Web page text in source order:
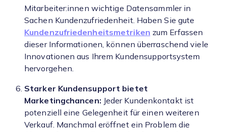
Mitarbeiter:innen wichtige Datensammler in
Sachen Kundenzufriedenheit. Haben Sie gute
Kundenzufriedenheitsmetriken zum Erfassen
dieser Informationen, können überraschend viele
Innovationen aus Ihrem Kundensupportsystem
hervorgehen.
Starker Kundensupport bietet
Marketingchancen: Jeder Kundenkontakt ist
potenziell eine Gelegenheit für einen weiteren
Verkauf. Manchmal eröffnet ein Problem die